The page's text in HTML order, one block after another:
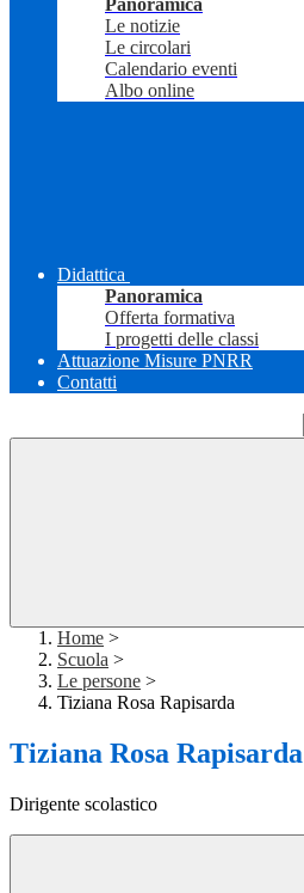
Panoramica
Le notizie
Le circolari
Calendario eventi
Albo online
Didattica
Panoramica
Offerta formativa
I progetti delle classi
Attuazione Misure PNRR
Contatti
Home >
Scuola >
Le persone >
Tiziana Rosa Rapisarda
Tiziana Rosa Rapisarda
Dirigente scolastico